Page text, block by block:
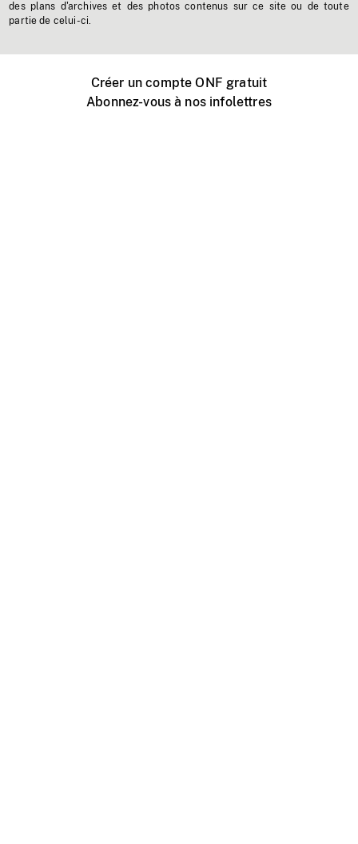
des plans d'archives et des photos contenus sur ce site ou de toute
partie de celui-ci.
Créer un compte ONF gratuit
Abonnez-vous à nos infolettres